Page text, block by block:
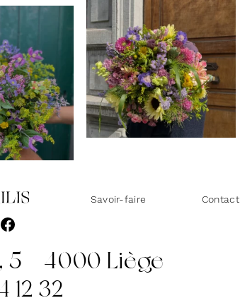
Facebook
Savoir-faire Contact
5 - 4000 Liège
12 32